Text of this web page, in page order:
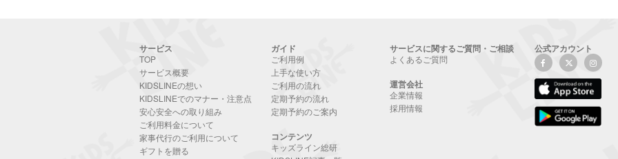
サービス
TOP
サービス概要
KIDSLINEの想い
KIDSLINEでのマナー・注意点
安心安全への取り組み
ご利用料金について
家事代行のご利用について
ギフトを贈る
ガイド
ご利用例
上手な使い方
ご利用の流れ
定期予約の流れ
定期予約のご案内
コンテンツ
キッズライン総研
サービスに関するご質問・ご相談
よくあるご質問
運営会社
企業情報
採用情報
公式アカウント